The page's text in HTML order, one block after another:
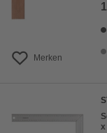
Merken
x